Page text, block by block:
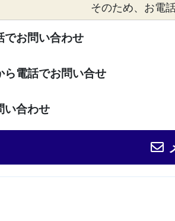
そのため、お電
でお問い合わせ
ら電話でお問い合せ
い合わせ